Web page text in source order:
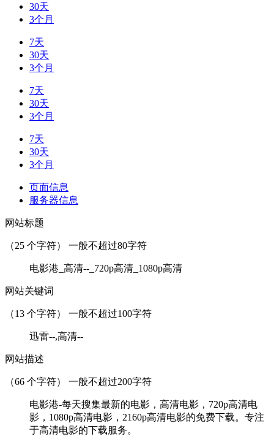
30天
3个月
7天
30天
3个月
7天
30天
3个月
7天
30天
3个月
页面信息
服务器信息
网站标题
（25 个字符） 一般不超过80字符
电影港_高清--_720p高清_1080p高清
网站关键词
（13 个字符） 一般不超过100字符
迅雷--,高清--
网站描述
（66 个字符） 一般不超过200字符
电影港-每天搜集最新的电影，高清电影，720p高清电
影，1080p高清电影，2160p高清电影的免费下载。专注
于高清电影的下载服务。